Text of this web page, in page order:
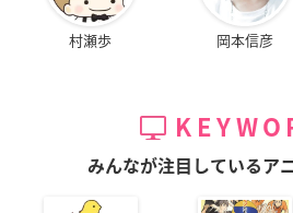
村瀬歩 岡本信彦
みんなが注目しているア